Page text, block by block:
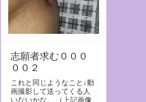
志願者求む０００
００２
これと同じようなこと↓動
画撮影して送ってくる人
いないかな。 （上記画像